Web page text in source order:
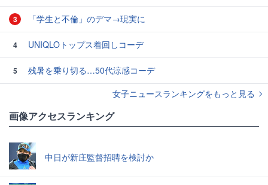
3 「学生と不倫」のデマ→現実に
4 UNIQLOトップス着回しコーデ
5
残暑を乗り切る…50代涼感コーデ
女子ニュースランキングをもっと見る
画像アクセスランキング
中日が新庄監督招聘を検討か